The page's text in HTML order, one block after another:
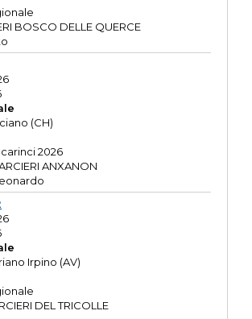
BOSCO DELLE QUERCE
(CH)
2026
ANXANON
Irpino (AV)
DEL TRICOLLE